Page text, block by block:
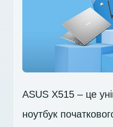
ASUS X515 – це
ноутбук